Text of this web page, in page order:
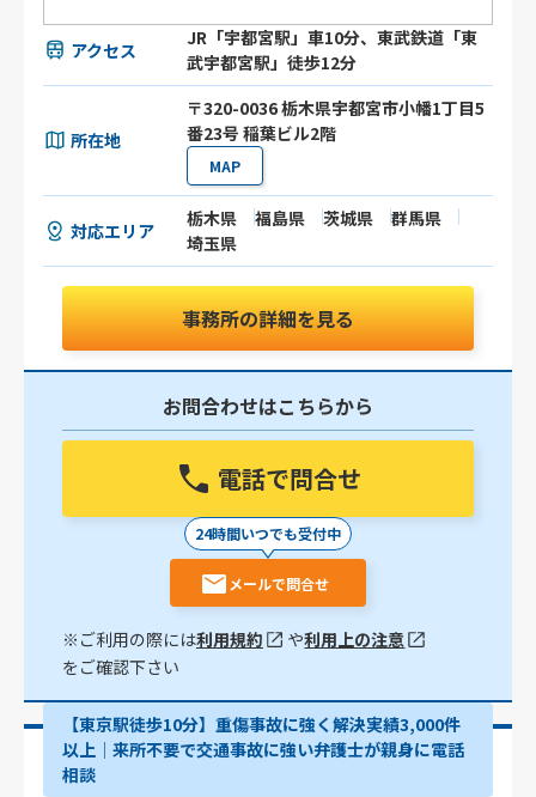
アクセス
JR「宇都宮駅」車10分、東武鉄道「東
武宇都宮駅」徒歩12分
所在地
〒320-0036 栃木県宇都宮市小幡1丁目5
番23号 稲葉ビル2階
MAP
対応エリア
栃木県 福島県 茨城県
群馬県
埼玉県
事務所の詳細を見る
お問合わせはこちらから
電話で問合せ
24時間いつでも受付中
メールで問合せ
※ご利用の際には利用規約 や利用上の注意
をご確認下さい
【東京駅徒歩10分】重傷事故に強く解決実績3,000件
以上│来所不要で交通事故に強い弁護士が親身に電話
相談